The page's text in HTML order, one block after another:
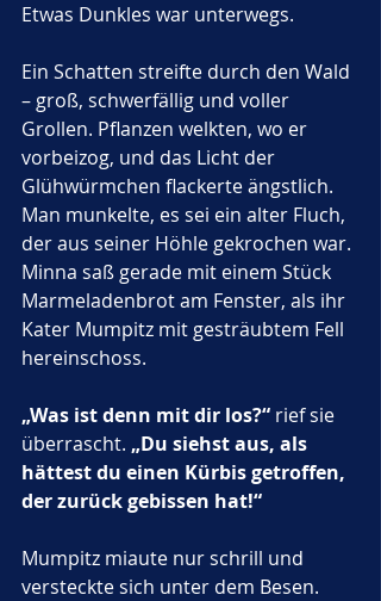
Etwas Dunkles war unterwegs.
Ein Schatten streifte durch den Wald
– groß, schwerfällig und voller
Grollen. Pflanzen welkten, wo er
vorbeizog, und das Licht der
Glühwürmchen flackerte ängstlich.
Man munkelte, es sei ein alter Fluch,
der aus seiner Höhle gekrochen war.
Minna saß gerade mit einem Stück
Marmeladenbrot am Fenster, als ihr
Kater Mumpitz mit gesträubtem Fell
hereinschoss.
„Was ist denn mit dir los?“ rief sie
überrascht. „Du siehst aus, als
hättest du einen Kürbis getroffen,
der zurück gebissen hat!“
Mumpitz miaute nur schrill und
versteckte sich unter dem Besen.